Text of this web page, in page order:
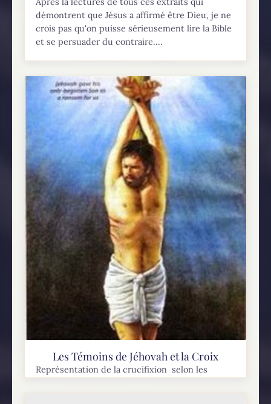
démontrent que Jésus a affirmé être Dieu, je ne
crois pas qu'on puisse sérieusement lire la Bible
et se persuader du contraire....
Les Témoins de Jéhovah et la Croix
Représentation de la crucifixion selon les